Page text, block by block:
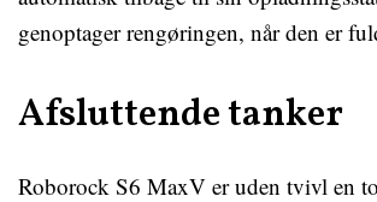
genoptager rengøringen, når den er
Afsluttende tanker
Roborock S6 MaxV er uden tvivl en